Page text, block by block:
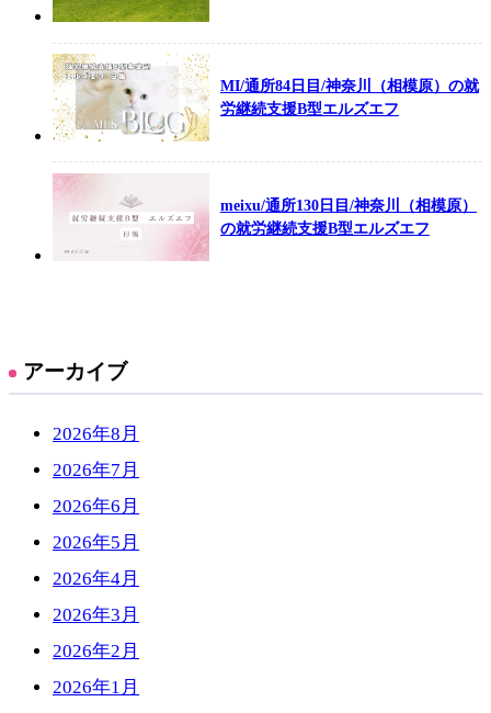
MI/通所84日目/神奈川（相模原）の就
労継続支援B型エルズエフ
meixu/通所130日目/神奈川（相模原）
の就労継続支援B型エルズエフ
アーカイブ
2026年8月
2026年7月
2026年6月
2026年5月
2026年4月
2026年3月
2026年2月
2026年1月